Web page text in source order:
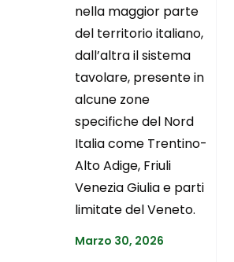
nella maggior parte
del territorio italiano,
dall’altra il sistema
tavolare, presente in
alcune zone
specifiche del Nord
Italia come Trentino-
Alto Adige, Friuli
Venezia Giulia e parti
limitate del Veneto.
Marzo 30, 2026